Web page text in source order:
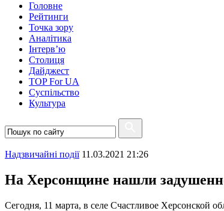
Головне
Рейтинги
Точка зору
Аналітика
Інтерв’ю
Столиця
Дайджест
TOP For UA
Суспiльство
Культура
Надзвичайні події 11.03.2021 21:26
На Херсонщине нашли
Сегодня, 11 марта, в селе Счастливое Херсонской